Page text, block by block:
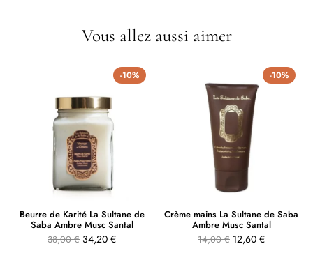
Vous allez aussi aimer
-10%
Beurre de Karité La Sultane de
Saba Ambre Musc Santal
38,00€ 34,20 €
-10%
Crème mains La Sultane de Saba
Ambre Musc Santal
14,00€ 12,60 €